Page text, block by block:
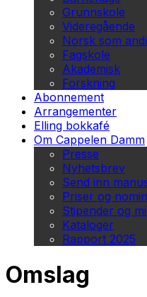
Grunnskole
Videregående
Norsk som
Fagskole
Akademisk
Forskning
Abonnement
Arrangementer
Elling bokkafé
Om Cappelen Damm
Presse
Nyhetsbrev
Send inn
Priser og
Stipender og
Kataloger
Rapport 2025
Omslag